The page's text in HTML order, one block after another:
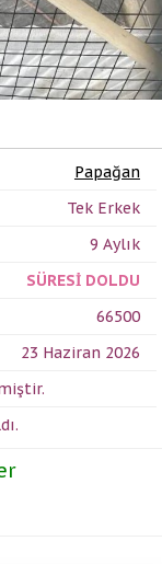
Papağan
Tek Erkek
9 Aylık
SÜRESİ DOLDU
66500
23 Haziran 2026